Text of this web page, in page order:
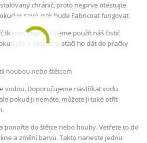
chránič, proto nejprve otestujte
je savý, pak bude Fabricoat fungovat.
tkanin, doporučujeme použít náš čistič
jde o oblečení, stačí ho dát do pračky
houbou nebo štětcem
vodou. Doporučujeme nastříkat vodu
pokud ji nemáte, můžete ji také otřít
ponořte do štětce nebo houby. Vetřete to do
a změní barvu. Takto naneste jednu